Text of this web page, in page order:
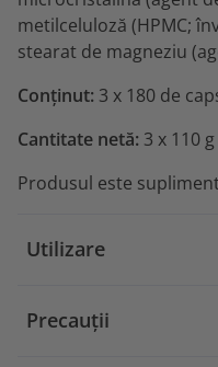
metilceluloză (HPMC;
stearat de magneziu
Conținut: 3 x 180 de
Cantitate netă: 3 x 110
Produsul este
Utilizare
Precauții